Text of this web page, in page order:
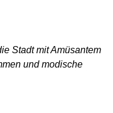
Stadt mit Amüsantem
und modische